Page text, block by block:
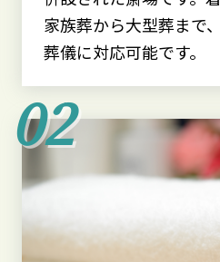
家族葬から大型葬まで
葬儀に対応可能です。